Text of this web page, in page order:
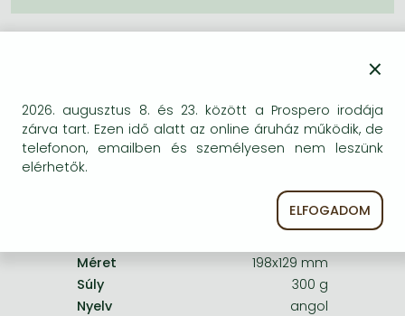
Kiadó
Collins
Megjelenés dátuma
2011. március 18.
9780007362790
Puhakötés
Méret
198x129 mm
Súly
300 g
Nyelv
angol
×
2026. augusztus 8. és 23. között a Prospero irodája
zárva tart. Ezen idő alatt az online áruház működik, de
telefonon, emailben és személyesen nem leszünk
elérhetők.
ELFOGADOM